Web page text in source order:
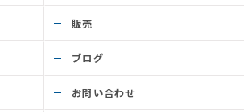
販売
ブログ
お問い合わせ